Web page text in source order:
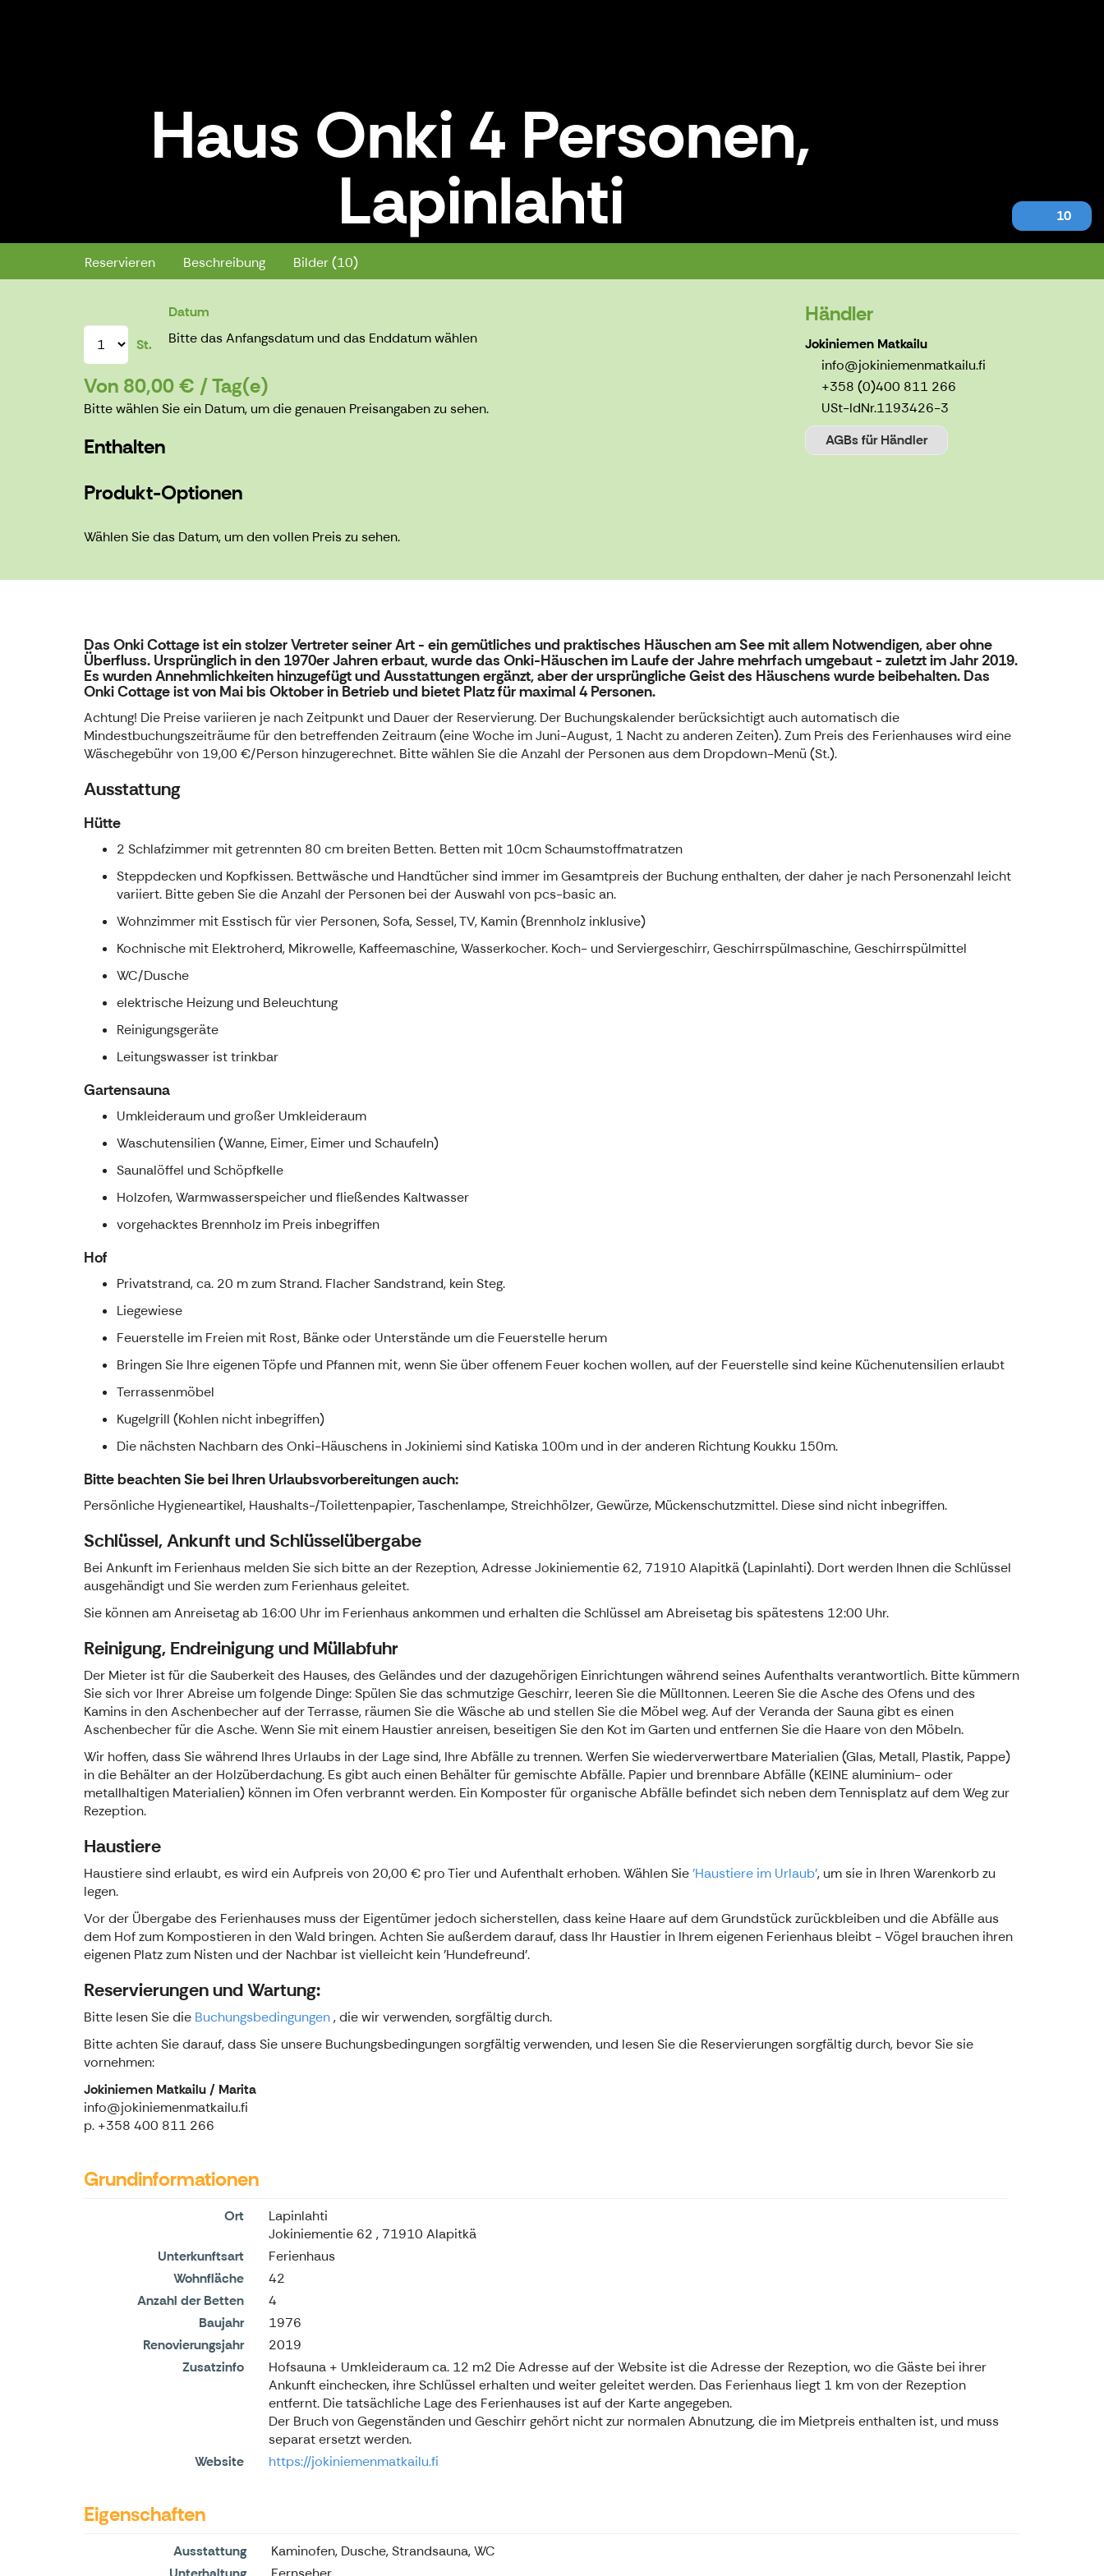
Haus Onki 4 Personen,
Lapinlahti 10
Haus Onki 4 Personen, Lapinlahti
Reservieren Beschreibung Bilder (10)
St.
Datum
Bitte das Anfangsdatum und das Enddatum wählen
Von 80,00 € / Tag(e)
Bitte wählen Sie ein Datum, um die genauen Preisangaben zu sehen.
Enthalten
Produkt-Optionen
Wählen Sie das Datum, um den vollen Preis zu sehen.
Händler
Jokiniemen Matkailu
info@jokiniemenmatkailu.fi
+358 (0)400 811 266
USt-IdNr.1193426-3
AGBs für Händler
Das Onki Cottage ist ein stolzer Vertreter seiner Art - ein gemütliches und praktisches Häuschen am See mit allem Notwendigen, aber ohne
Überfluss. Ursprünglich in den 1970er Jahren erbaut, wurde das Onki-Häuschen im Laufe der Jahre mehrfach umgebaut - zuletzt im Jahr 2019.
Es wurden Annehmlichkeiten hinzugefügt und Ausstattungen ergänzt, aber der ursprüngliche Geist des Häuschens wurde beibehalten. Das
Onki Cottage ist von Mai bis Oktober in Betrieb und bietet Platz für maximal 4 Personen.
Achtung! Die Preise variieren je nach Zeitpunkt und Dauer der Reservierung. Der Buchungskalender berücksichtigt auch automatisch die
Mindestbuchungszeiträume für den betreffenden Zeitraum (eine Woche im Juni-August, 1 Nacht zu anderen Zeiten). Zum Preis des Ferienhauses wird eine
Wäschegebühr von 19,00 €/Person hinzugerechnet. Bitte wählen Sie die Anzahl der Personen aus dem Dropdown-Menü (St.).
Ausstattung
Hütte
2 Schlafzimmer mit getrennten 80 cm breiten Betten. Betten mit 10cm Schaumstoffmatratzen
Steppdecken und Kopfkissen. Bettwäsche und Handtücher sind immer im Gesamtpreis der Buchung enthalten, der daher je nach Personenzahl leicht
variiert. Bitte geben Sie die Anzahl der Personen bei der Auswahl von pcs-basic an.
Wohnzimmer mit Esstisch für vier Personen, Sofa, Sessel, TV, Kamin (Brennholz inklusive)
Kochnische mit Elektroherd, Mikrowelle, Kaffeemaschine, Wasserkocher. Koch- und Serviergeschirr, Geschirrspülmaschine, Geschirrspülmittel
WC/Dusche
elektrische Heizung und Beleuchtung
Reinigungsgeräte
Leitungswasser ist trinkbar
Gartensauna
Umkleideraum und großer Umkleideraum
Waschutensilien (Wanne, Eimer, Eimer und Schaufeln)
Saunalöffel und Schöpfkelle
Holzofen, Warmwasserspeicher und fließendes Kaltwasser
vorgehacktes Brennholz im Preis inbegriffen
Hof
Privatstrand, ca. 20 m zum Strand. Flacher Sandstrand, kein Steg.
Liegewiese
Feuerstelle im Freien mit Rost, Bänke oder Unterstände um die Feuerstelle herum
Bringen Sie Ihre eigenen Töpfe und Pfannen mit, wenn Sie über offenem Feuer kochen wollen, auf der Feuerstelle sind keine Küchenutensilien erlaubt
Terrassenmöbel
Kugelgrill (Kohlen nicht inbegriffen)
Die nächsten Nachbarn des Onki-Häuschens in Jokiniemi sind Katiska 100m und in der anderen Richtung Koukku 150m.
Bitte beachten Sie bei Ihren Urlaubsvorbereitungen auch:
Persönliche Hygieneartikel, Haushalts-/Toilettenpapier, Taschenlampe, Streichhölzer, Gewürze, Mückenschutzmittel. Diese sind nicht inbegriffen.
Schlüssel, Ankunft und Schlüsselübergabe
Bei Ankunft im Ferienhaus melden Sie sich bitte an der Rezeption, Adresse Jokiniementie 62, 71910 Alapitkä (Lapinlahti). Dort werden Ihnen die Schlüssel
ausgehändigt und Sie werden zum Ferienhaus geleitet.
Sie können am Anreisetag ab 16:00 Uhr im Ferienhaus ankommen und erhalten die Schlüssel am Abreisetag bis spätestens 12:00 Uhr.
Reinigung, Endreinigung und Müllabfuhr
Der Mieter ist für die Sauberkeit des Hauses, des Geländes und der dazugehörigen Einrichtungen während seines Aufenthalts verantwortlich. Bitte kümmern
Sie sich vor Ihrer Abreise um folgende Dinge: Spülen Sie das schmutzige Geschirr, leeren Sie die Mülltonnen. Leeren Sie die Asche des Ofens und des
Kamins in den Aschenbecher auf der Terrasse, räumen Sie die Wäsche ab und stellen Sie die Möbel weg. Auf der Veranda der Sauna gibt es einen
Aschenbecher für die Asche. Wenn Sie mit einem Haustier anreisen, beseitigen Sie den Kot im Garten und entfernen Sie die Haare von den Möbeln.
Wir hoffen, dass Sie während Ihres Urlaubs in der Lage sind, Ihre Abfälle zu trennen. Werfen Sie wiederverwertbare Materialien (Glas, Metall, Plastik, Pappe)
in die Behälter an der Holzüberdachung. Es gibt auch einen Behälter für gemischte Abfälle. Papier und brennbare Abfälle (KEINE aluminium- oder
metallhaltigen Materialien) können im Ofen verbrannt werden. Ein Komposter für organische Abfälle befindet sich neben dem Tennisplatz auf dem Weg zur
Rezeption.
Haustiere
Haustiere sind erlaubt, es wird ein Aufpreis von 20,00 € pro Tier und Aufenthalt erhoben. Wählen Sie'Haustiere im Urlaub', um sie in Ihren Warenkorb zu
legen.
Vor der Übergabe des Ferienhauses muss der Eigentümer jedoch sicherstellen, dass keine Haare auf dem Grundstück zurückbleiben und die Abfälle aus
dem Hof zum Kompostieren in den Wald bringen. Achten Sie außerdem darauf, dass Ihr Haustier in Ihrem eigenen Ferienhaus bleibt - Vögel brauchen ihren
eigenen Platz zum Nisten und der Nachbar ist vielleicht kein 'Hundefreund'.
Reservierungen und Wartung:
Bitte lesen Sie die Buchungsbedingungen, die wir verwenden, sorgfältig durch.
Bitte achten Sie darauf, dass Sie unsere Buchungsbedingungen sorgfältig verwenden, und lesen Sie die Reservierungen sorgfältig durch, bevor Sie sie
vornehmen:
Jokiniemen Matkailu / Marita
info@jokiniemenmatkailu.fi
p. +358 400 811 266
Grundinformationen
Ort
Lapinlahti
Jokiniementie 62 , 71910 Alapitkä
Unterkunftsart
Ferienhaus
Wohnfläche
42
Anzahl der Betten
4
Baujahr
1976
Renovierungsjahr
2019
Zusatzinfo
Hofsauna + Umkleideraum ca. 12 m2 Die Adresse auf der Website ist die Adresse der Rezeption, wo die Gäste bei ihrer
Ankunft einchecken, ihre Schlüssel erhalten und weiter geleitet werden. Das Ferienhaus liegt 1 km von der Rezeption
entfernt. Die tatsächliche Lage des Ferienhauses ist auf der Karte angegeben.
Der Bruch von Gegenständen und Geschirr gehört nicht zur normalen Abnutzung, die im Mietpreis enthalten ist, und muss
separat ersetzt werden.
Website
https://jokiniemenmatkailu.fi
Eigenschaften
Ausstattung
Kaminofen, Dusche, Strandsauna, WC